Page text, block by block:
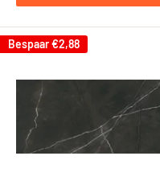
Bespaar€2,88